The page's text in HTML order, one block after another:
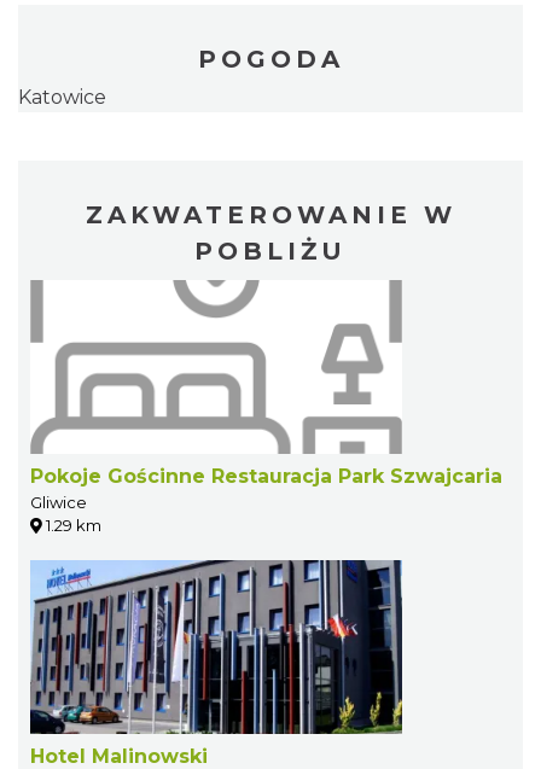
POGODA
Katowice
ZAKWATEROWANIE W
POBLIŻU
Pokoje Gościnne Restauracja Park Szwajcaria
Gliwice
1.29 km
Hotel Malinowski